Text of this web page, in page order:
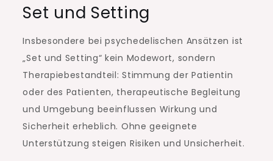
Set und Setting
Insbesondere bei psychedelischen Ansätzen ist
„Set und Setting“ kein Modewort, sondern
Therapiebestandteil: Stimmung der Patientin
oder des Patienten, therapeutische Begleitung
und Umgebung beeinflussen Wirkung und
Sicherheit erheblich. Ohne geeignete
Unterstützung steigen Risiken und Unsicherheit.